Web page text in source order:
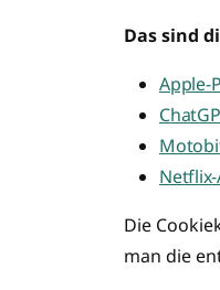
Das sind
Apple-
Die
man die